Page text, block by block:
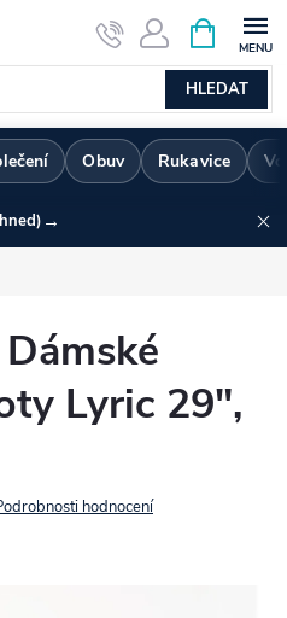
HLEDAT
NÁKUPNÍ
KOŠÍK
Obuv Rukavice
→
Lyric 29",
hodnocení